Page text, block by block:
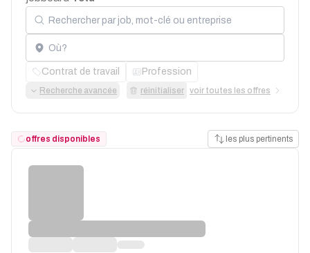
Rechercher par job, mot-clé ou entreprise
Localisation
Contrat de travail Profession
Recherche avancée réinitialiser voir toutes les offres
offres disponibles les plus pertinents